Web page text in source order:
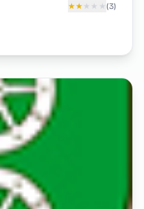
★★ ★ ★ ★ (3)